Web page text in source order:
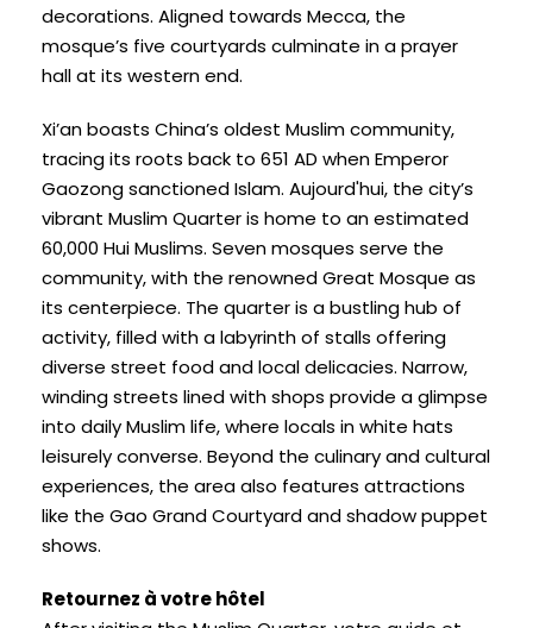
decorations. Aligned towards Mecca, the
mosque’s five courtyards culminate in a prayer
hall at its western end.
Xi’an boasts China’s oldest Muslim community,
tracing its roots back to 651 AD when Emperor
Gaozong sanctioned Islam. Aujourd'hui, the city’s
vibrant Muslim Quarter is home to an estimated
60,000 Hui Muslims. Seven mosques serve the
community,with the renowned Great Mosque as
its centerpiece. The quarter is a bustling hub of
activity, filled with a labyrinth of stalls offering
diverse street food and local delicacies. Narrow,
winding streets lined with shops provide a glimpse
into daily Muslim life,where locals in white hats
leisurely converse. Beyond the culinary and cultural
experiences, the area also features attractions
like the Gao Grand Courtyard and shadow puppet
shows.
Retournez à votre hôtel